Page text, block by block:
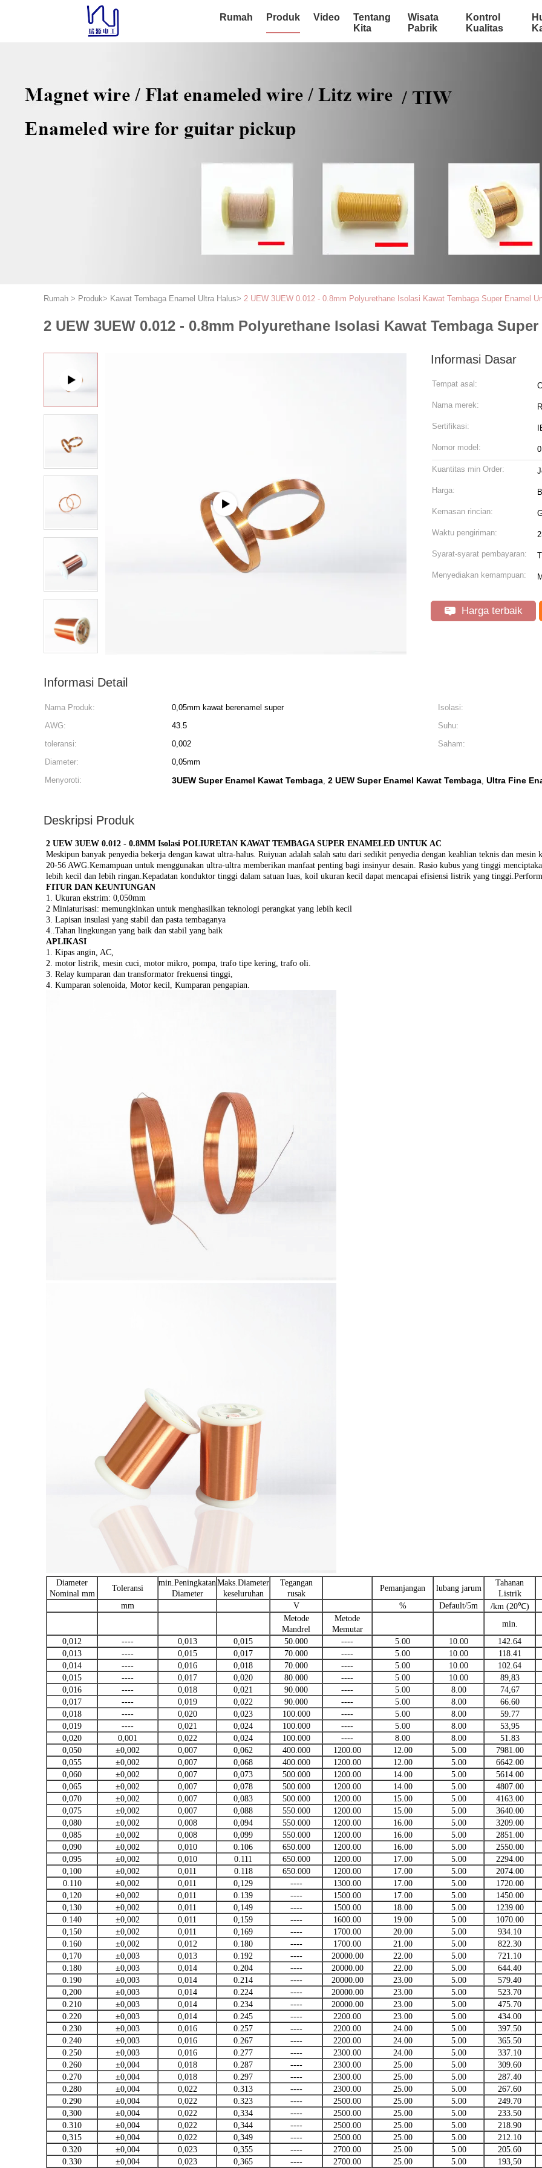
Rumah Produk Video
Tentang
Kita
Wisata
Pabrik
Kontrol
Kualitas
Rumah > Produk> Kawat Tembaga Enamel Ultra Halus> 2 UEW 3UEW 0.012 - 0.8mm Polyurethane Isolasi Kawat Tembaga Super Enamel
2 UEW 3UEW 0.012 - 0.8mm Polyurethane Isolasi Kawat Tembaga
Informasi Dasar
Tempat asal:
Nama merek:
Sertifikasi:
Nomor model:
Kuantitas min Order:
Harga:
Kemasan rincian:
Waktu pengiriman:
Syarat-syarat pembayaran:
Menyediakan kemampuan:
Harga terbaik
Informasi Detail
Nama Produk: 0,05mm kawat berenamel super Isolasi:
AWG:
43.5 Suhu:
toleransi:
0,002 Saham:
Diameter:
0,05mm
Menyoroti:
3UEW Super Enamel Kawat Tembaga, 2 UEW Super Enamel Kawat Tembaga, Ultra Fine
Deskripsi Produk
2 UEW 3UEW 0.012 - 0.8MM Isolasi POLIURETAN KAWAT TEMBAGA SUPER ENAMELED UNTUK AC
Meskipun banyak penyedia bekerja dengan kawat ultra-halus. Ruiyuan adalah salah satu dari sedikit penyedia dengan keahlian teknis dan
20-56 AWG.Kemampuan untuk menggunakan ultra-ultra memberikan manfaat penting bagi insinyur desain. Rasio kubus yang tinggi
lebih kecil dan lebih ringan.Kepadatan konduktor tinggi dalam satuan luas, koil ukuran kecil dapat mencapai efisiensi listrik yang
FITUR DAN KEUNTUNGAN
1. Ukuran ekstrim: 0,050mm
2 Miniaturisasi: memungkinkan untuk menghasilkan teknologi perangkat yang lebih kecil
3. Lapisan insulasi yang stabil dan pasta tembaganya
4..Tahan lingkungan yang baik dan stabil yang baik
APLIKASI
1. Kipas angin, AC,
2. motor listrik, mesin cuci, motor mikro, pompa, trafo tipe kering, trafo oli.
3. Relay kumparan dan transformator frekuensi tinggi,
4. Kumparan solenoida, Motor kecil, Kumparan pengapian.
Diameter
Nominal mm
Toleransi
min.Peningkatan
Diameter
Maks.Diameter
keseluruhan
Tegangan
rusak
Pemanjangan lubang jarum
Tahanan
Listrik
mm
V % Default/5m
/km (20℃)
Metode
Mandrel
Metode
Memutar
min.
0,012
---- 0,013 0,015 50.000 ---- 5.00 10.00 142.64
0,013
---- 0,015 0,017 70.000 ---- 5.00 10.00 118.41
0,014
---- 0,016 0,018 70.000 ---- 5.00 10.00 102.64
0,015
---- 0,017 0,020 80.000 ---- 5.00 10.00 89,83
0,016
---- 0,018 0,021 90.000 ---- 5.00 8.00 74,67
0,017
---- 0,019 0,022 90.000 ---- 5.00 8.00 66.60
0,018
---- 0,020 0,023 100.000 ---- 5.00 8.00 59.77
0,019
---- 0,021 0,024 100.000 ---- 5.00 8.00 53,95
0,020
0,001 0,022 0,024 100.000 ---- 8.00 8.00 51.83
0,050
±0,002 0,007 0,062 400.000 1200.00 12.00 5.00 7981.00
0,055
±0,002 0,007 0,068 400.000 1200.00 12.00 5.00 6642.00
0,060
±0,002 0,007 0,073 500.000 1200.00 14.00 5.00 5614.00
0,065
±0,002 0,007 0,078 500.000 1200.00 14.00 5.00 4807.00
0,070
±0,002 0,007 0,083 500.000 1200.00 15.00 5.00 4163.00
0,075
±0,002 0,007 0,088 550.000 1200.00 15.00 5.00 3640.00
0,080
±0,002 0,008 0,094 550.000 1200.00 16.00 5.00 3209.00
0,085
±0,002 0,008 0,099 550.000 1200.00 16.00 5.00 2851.00
0,090
±0,002 0,010 0.106 650.000 1200.00 16.00 5.00 2550.00
0,095
±0,002 0,010 0.111 650.000 1200.00 17.00 5.00 2294.00
0,100
±0,002 0,011 0.118 650.000 1200.00 17.00 5.00 2074.00
0.110
±0,002 0,011 0,129 ---- 1300.00 17.00 5.00 1720.00
0,120
±0,002 0,011 0.139 ---- 1500.00 17.00 5.00 1450.00
0,130
±0,002 0,011 0,149 ---- 1500.00 18.00 5.00 1239.00
0.140
±0,002 0,011 0,159 ---- 1600.00 19.00 5.00 1070.00
0,150
±0,002 0,011 0,169 ---- 1700.00 20.00 5.00 934.10
0.160
±0,002 0,012 0.180 ---- 1700.00 21.00 5.00 822.30
0,170
±0,003 0,013 0.192 ---- 20000.00 22.00 5.00 721.10
0.180
±0,003 0,014 0.204 ---- 20000.00 22.00 5.00 644.40
0.190
±0,003 0,014 0.214 ---- 20000.00 23.00 5.00 579.40
0,200
±0,003 0,014 0.224 ---- 20000.00 23.00 5.00 523.70
0.210
±0,003 0,014 0.234 ---- 20000.00 23.00 5.00 475.70
0.220
±0,003 0,014 0.245 ---- 2200.00 23.00 5.00 434.00
0.230
±0,003 0,016 0.257 ---- 2200.00 24.00 5.00 397.50
0.240
±0,003 0,016 0.267 ---- 2200.00 24.00 5.00 365.50
0.250
±0,003 0,016 0.277 ---- 2300.00 24.00 5.00 337.10
0.260
±0,004 0,018 0.287 ---- 2300.00 25.00 5.00 309.60
0.270
±0,004 0,018 0.297 ---- 2300.00 25.00 5.00 287.40
0.280
±0,004 0,022 0.313 ---- 2300.00 25.00 5.00 267.60
0.290
±0,004 0,022 0.323 ---- 2500.00 25.00 5.00 249.70
0,300
±0,004 0,022 0,334 ---- 2500.00 25.00 5.00 233.50
0.310
±0,004 0,022 0,344 ---- 2500.00 25.00 5.00 218.90
0,315
±0,004 0,022 0,349 ---- 2500.00 25.00 5.00 212.10
0.320
±0,004 0,023 0,355 ---- 2700.00 25.00 5.00 205.60
0.330
±0,004 0,023 0,365 ---- 2700.00 25.00 5.00 193,50